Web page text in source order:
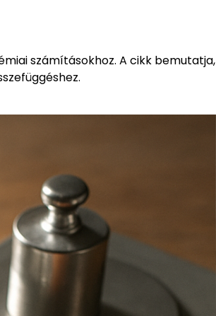
számításokhoz. A cikk bemutatja,